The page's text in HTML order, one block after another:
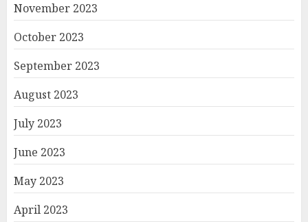
November 2023
October 2023
September 2023
August 2023
July 2023
June 2023
May 2023
April 2023